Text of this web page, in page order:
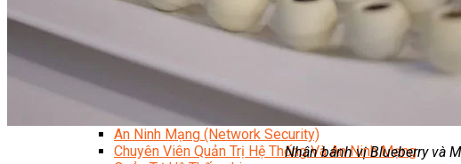
Kỹ Thuật Viên Điện Tử Chuyên Ngành Điện – Điện Lạnh Dân
Ngành Khác
Quản Trị & Phát Triển Doanh Nghiệp
Giám Đốc Nhân Sự Chuyên Nghiệp
Quản Lý Cấp Trung Chuyên Nghiệp
Công Nghệ Thông Tin
Chuyên Viên Quản Trị Vận Hành Hệ Thống
An Ninh Mạng (Network Security)
Chuyên Viên Quản Trị Hệ Thống Và An Ninh Mạng
Nhân bánh vị Blueberry và